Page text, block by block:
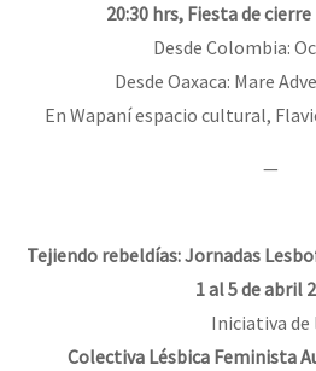
20:30 hrs, Fiesta de
Desde Colombia:
Desde Oaxaca: Mare
En Wapaní espacio cultural,
—
Tejiendo rebeldías: Jornadas
1 al 5 de abril
Iniciativa de
Colectiva Lésbica Feminista